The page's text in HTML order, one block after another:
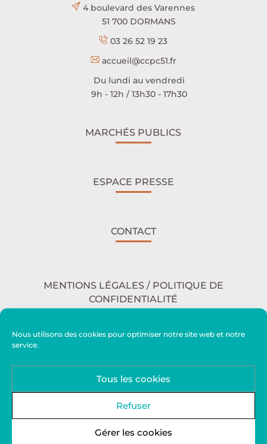
Nous utilisons des cookies pour optimiser notre site web et notre
service.
Tous les cookies
Refuser
Gérer les cookies
4 boulevard des Varennes
51 700 DORMANS
03 26 52 19 23
accueil@ccpc51.fr
Du lundi au vendredi
9h - 12h / 13h30 - 17h30
MARCHÉS PUBLICS
ESPACE PRESSE
CONTACT
MENTIONS LÉGALES / POLITIQUE DE
CONFIDENTIALITÉ